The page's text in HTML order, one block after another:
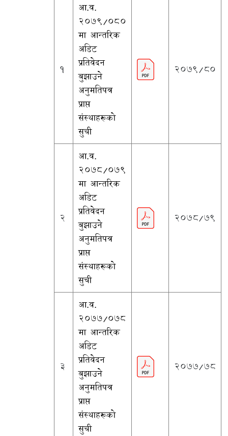
1
आ.व.
२०७९/०८०
मा आन्तरिक
अडिट
प्रतिवेदन
बुझाउने
अनुमतिपत्र
प्राप्त
संस्थाहरूको
सुची
2079/80
2
आ.व.
२०७८/०७९
मा आन्तरिक
अडिट
प्रतिवेदन
बुझाउने
अनुमतिपत्र
प्राप्त
संस्थाहरूको
सुची
2078/79
3
आ.व.
२०७७/०७८
मा आन्तरिक
अडिट
प्रतिवेदन
बुझाउने
अनुमतिपत्र
प्राप्त
संस्थाहरूको
सुची
2077/78